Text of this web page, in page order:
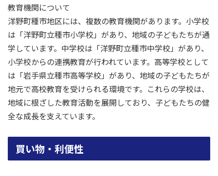
教育機関について
洋野町種市地区には、複数の教育機関があります。小学校
は「洋野町立種市小学校」があり、地域の子どもたちが通
学しています。中学校は「洋野町立種市中学校」があり、
小学校からの連携教育が行われています。高等学校として
は「岩手県立種市高等学校」があり、地域の子どもたちが
地元で高校教育を受けられる環境です。これらの学校は、
地域に根ざした教育活動を展開しており、子どもたちの健
全な成長を支えています。
買い物・利便性